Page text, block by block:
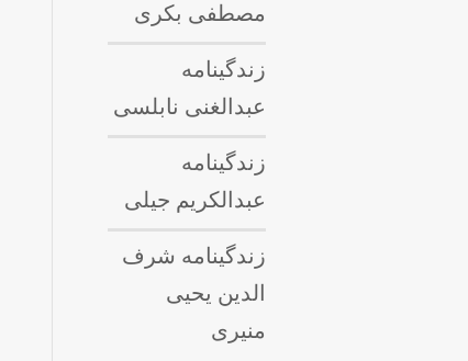
مصطفی بکری
زندگینامه
عبدالغنی نابلسی
زندگینامه
عبدالکریم جیلی
زندگینامه شرف
الدین یحیی
منیری